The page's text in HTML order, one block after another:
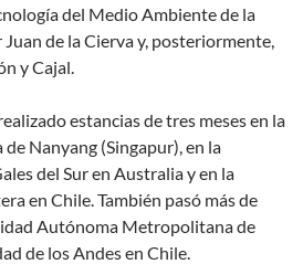
del Medio Ambiente de la
de la Cierva y, posteriormente,
y Cajal.
estancias de tres meses en la
Nanyang (Singapur), en la
del Sur en Australia y en la
en Chile. También pasó más de
Autónoma Metropolitana de
de los Andes en Chile.